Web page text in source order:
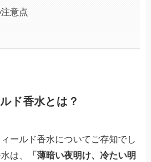
意点
ド香水とは？
ールド香水についてご存知でし
は、
「薄暗い夜明け、冷たい明